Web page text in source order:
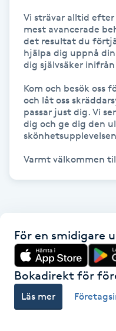
Idrottsmassage
IPL hårborttagning
IR-massage
K18
Katun fransar
Kemisk peeling
Vi strävar alltid
mest avancerade
det resultat du
hjälpa dig uppnå
dig självsäker
Kom och besök oss
och låt oss
passar just dig. Vi
dig och ge dig den
Varmt välkommen
För en smidigare
Bokadirekt för
Läs mer